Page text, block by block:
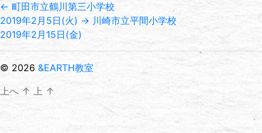
← 町田市立鶴川第三小学校
2019年2月5日(火) → 川崎市立平間小学校
2019年2月15日(金)
© 2026 &EARTH教室
上へ ↑ 上 ↑